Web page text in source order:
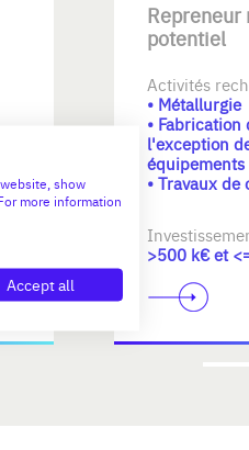
Repreneur
potentiel
Activités
• Métallurgie
•
l'exception
équipements
• Travaux
>500 k€ et
show
more information
Accept all